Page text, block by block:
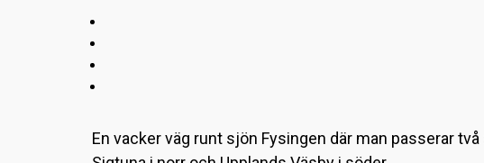
En vacker väg runt sjön Fysingen där man passerar